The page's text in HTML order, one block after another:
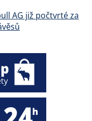
AG již počtvrté za